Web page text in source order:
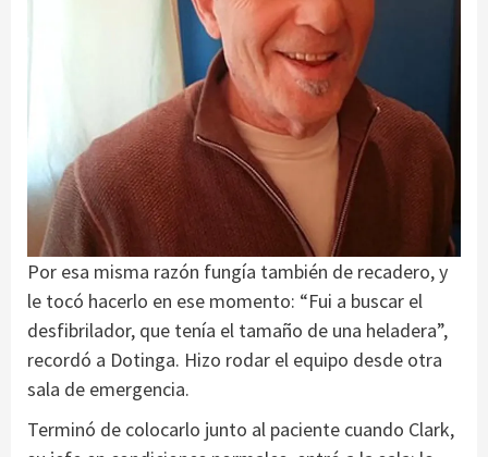
Por esa misma razón fungía también de recadero, y
le tocó hacerlo en ese momento: “Fui a buscar el
desfibrilador, que tenía el tamaño de una heladera”,
recordó a Dotinga. Hizo rodar el equipo desde otra
sala de emergencia.
Terminó de colocarlo junto al paciente cuando Clark,